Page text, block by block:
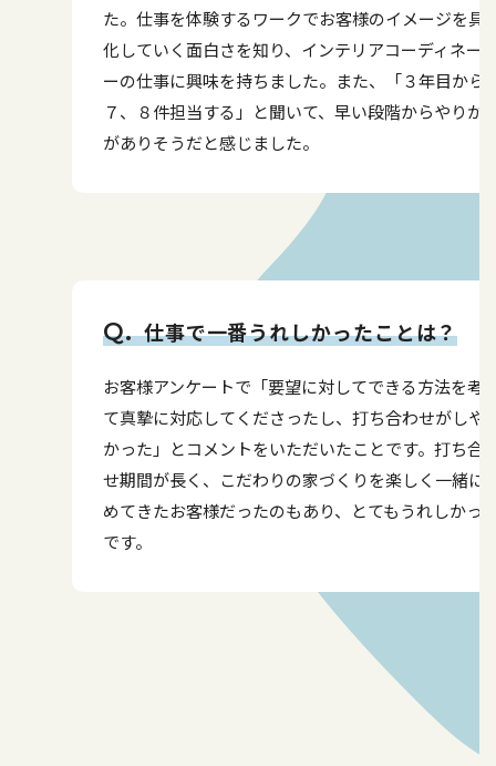
た。仕事を体験するワークでお客様のイメージを具
化していく面白さを知り、インテリアコーディネー
ーの仕事に興味を持ちました。また、「３年目から
７、８件担当する」と聞いて、早い段階からやりが
がありそうだと感じました。
仕事で一番うれしかったことは？
お客様アンケートで「要望に対してできる方法を考
て真摯に対応してくださったし、打ち合わせがしや
かった」とコメントをいただいたことです。打ち合
せ期間が長く、こだわりの家づくりを楽しく一緒に
めてきたお客様だったのもあり、とてもうれしかっ
です。